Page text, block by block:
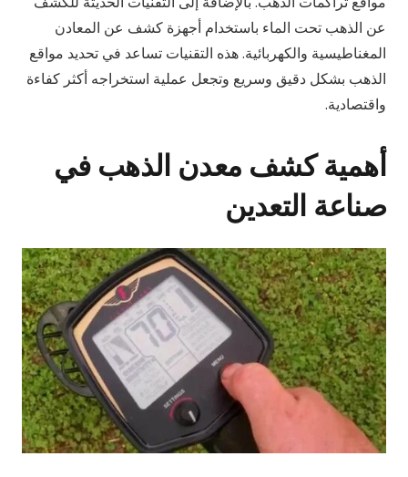
عن الذهب تحت الماء باستخدام أجهزة كشف عن المعادن
المغناطيسية والكهربائية. هذه التقنيات تساعد في تحديد مواقع
الذهب بشكل دقيق وسريع وتجعل عملية استخراجه أكثر كفاءة
واقتصادية.
أهمية كشف معدن الذهب في
صناعة التعدين